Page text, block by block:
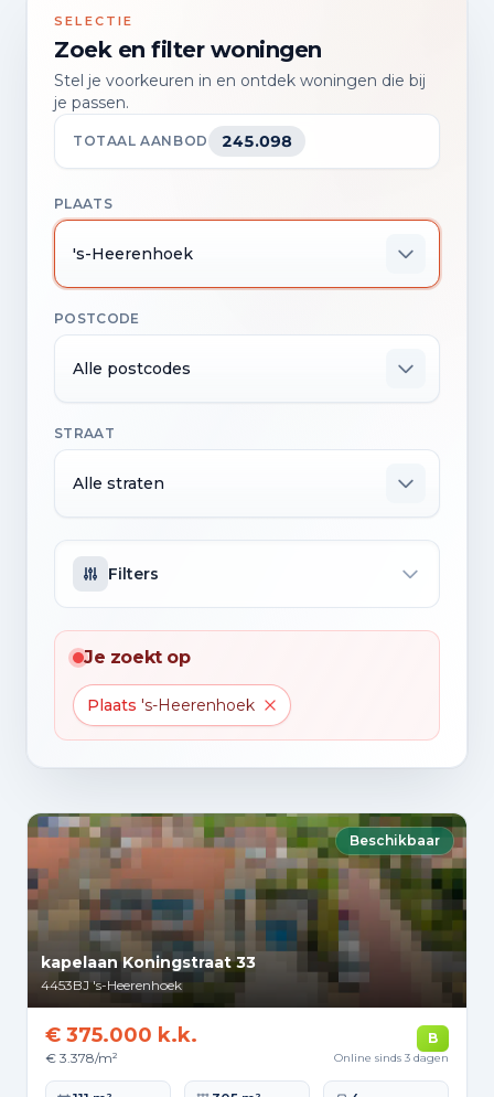
SELECTIE
Zoek en filter woningen
Stel je voorkeuren in en ontdek woningen die bij
je passen.
TOTAAL AANBOD 245.098
PLAATS
's-Heerenhoek
POSTCODE
Alle postcodes
STRAAT
Alle straten
Filters
Je zoekt op
Plaats 's-Heerenhoek
Beschikbaar
kapelaan Koningstraat 33
4453BJ 's-Heerenhoek
€ 375.000 k.k.
€ 3.378/m²
B
Online sinds 3 dagen